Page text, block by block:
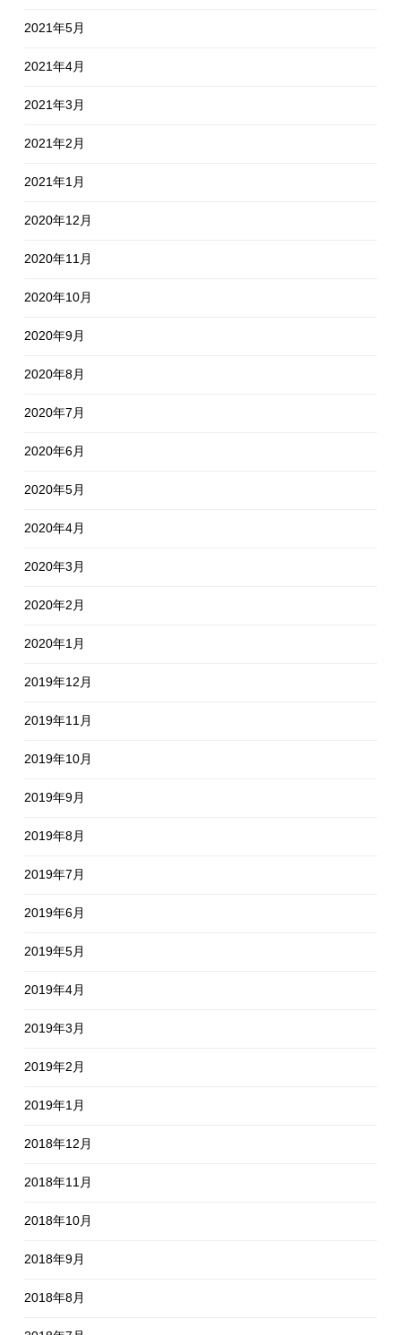
2021年5月
2021年4月
2021年3月
2021年2月
2021年1月
2020年12月
2020年11月
2020年10月
2020年9月
2020年8月
2020年7月
2020年6月
2020年5月
2020年4月
2020年3月
2020年2月
2020年1月
2019年12月
2019年11月
2019年10月
2019年9月
2019年8月
2019年7月
2019年6月
2019年5月
2019年4月
2019年3月
2019年2月
2019年1月
2018年12月
2018年11月
2018年10月
2018年9月
2018年8月